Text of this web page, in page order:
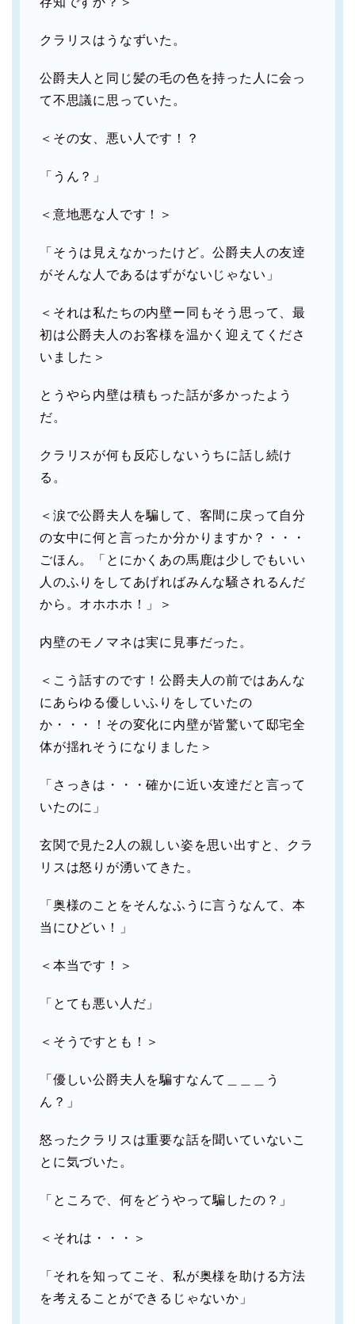
クラリスはうなずいた。
公爵夫人と同じ髪の毛の色を持った人に会っ
て不思議に思っていた。
＜その女、悪い人です！？
「うん？」
＜意地悪な人です！＞
「そうは見えなかったけど。公爵夫人の友逹
がそんな人であるはずがないじゃない」
＜それは私たちの内壁ー同もそう思って、最
初は公爵夫人のお客様を温かく迎えてくださ
いました＞
とうやら内壁は積もった話が多かったよう
だ。
クラリスが何も反応しないうちに話し続け
る。
＜涙で公爵夫人を騙して、客間に戻って自分
の女中に何と言ったか分かりますか？・・・
ごほん。「とにかくあの馬鹿は少しでもいい
人のふりをしてあげればみんな騒されるんだ
から。オホホホ！」＞
内壁のモノマネは実に見事だった。
＜こう話すのです！公爵夫人の前ではあんな
にあらゆる優しいふりをしていたの
か・・・！その変化に内壁が皆驚いて邸宅全
体が揺れそうになりました＞
「さっきは・・・確かに近い友逹だと言って
いたのに」
玄関で見た2人の親しい姿を思い出すと、クラ
リスは怒りが湧いてきた。
「奥様のことをそんなふうに言うなんて、本
当にひどい！」
＜本当です！＞
「とても悪い人だ」
＜そうですとも！＞
「優しい公爵夫人を騙すなんて＿＿＿う
ん？」
怒ったクラリスは重要な話を聞いていないこ
とに気づいた。
「ところで、何をどうやって騙したの？」
＜それは・・・＞
「それを知ってこそ、私が奥様を助ける方法
を考えることができるじゃないか」